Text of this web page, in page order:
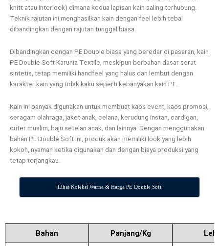
knitt atau Interlock) dimana kedua lapisan kain saling terhubung.
Teknik rajutan ini menghasilkan kain dengan feel lebih tebal
dibandingkan dengan rajutan tunggal biasa.
Dibandingkan dengan PE Double biasa yang beredar di pasaran, kain
PE Double Soft Karunia Textile, meskipun berbahan dasar serat
sintetis, tetap memiliki handfeel yang halus dan lembut dengan
karakter kain yang tidak kaku seperti kebanyakan kain PE.
Kain ini banyak digunakan untuk membuat kaos event, kaos promosi,
seragam olahraga, jaket anak, celana, kerudung instan, cardigan,
outer muslim, baju setelan anak, dan lainnya. Dengan menggunakan
bahan PE Double Soft ini, produk akan memiliki look yang lebih
kokoh, nyaman ketika digunakan dan dengan biaya produksi yang
tetap terjangkau.
Lihat Koleksi Warna & Harga PE Double Soft
Bahan Panjang/Kg